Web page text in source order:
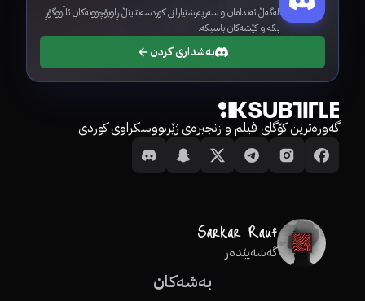
لەگەڵ ئەندامان و سەرپەرشتیارانی کوردسەبتایتڵ ڕاوبۆچوونەکان ئاڵووگۆڕ
بکە و کێشەکان باسبکە.
بەشداری کردن
گەورەترین کۆگای فیلم و زنجیرەی ژێرنووسکراوی کوردی
گەشەپێدەر
بەشەکان